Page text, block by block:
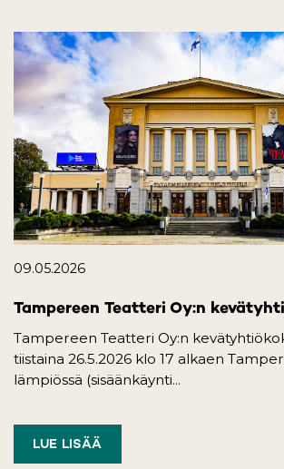
09.05.2026
Tampereen Teatteri Oy:n
Tampereen Teatteri Oy:n
tiistaina 26.5.2026 klo 17 alkaen
lämpiössä (sisäänkäynti...
LUE LISÄÄ